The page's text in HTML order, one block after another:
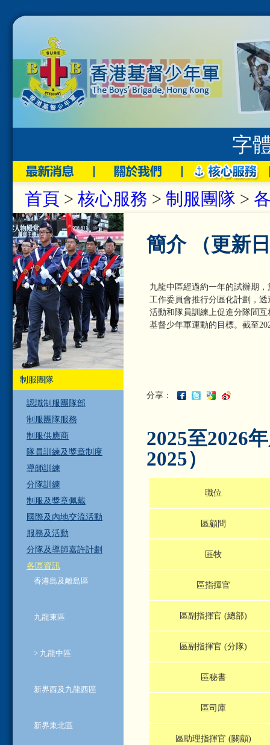
字
首頁 > 核心服務 > 制服團隊 >
制服團隊
認識制服團隊部
制服團隊服務
制服供應商
隊員訓練及獎章制度
導師訓練
分隊訓練
制服及獎章佩戴
國際及內地交流活動
服務及活動
分隊及導師嘉許計劃
各區資訊
香港島及離島區
九龍東區
> 九龍中區
新界西及九龍西區
新界東北區
簡介 （更新
九龍中區經過約一年的試辦期
工作委員會推行分區化計劃，
活動和隊員訓練上促進分隊間
基督少年軍運動的目標。截至
分享：
2025至2026
2025）
職位
區顧問
區牧
區指揮官
區副指揮官 (總部)
區副指揮官 (分隊)
區秘書
區司庫
區助理指揮官 (關顧)